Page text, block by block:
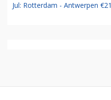
Jul: Rotterdam - Antwerpen €21